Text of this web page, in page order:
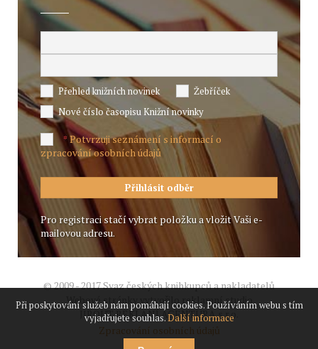
Přehled knižních novinek
Žebříček
Nové číslo časopisu Knižní novinky
*Potvrzuji seznámení s informací o
zpracování osobních údajů
Pro registraci stačí vybrat položku a vložit Vaši e-
mailovou adresu.
© 2009 - 2017 Svaz českých knihkupců a nakladatelů
Webové stránky vytvořilo reklamní studio
JIROUT REKLANÍ AGENTURA s.r.o.
Zpracování osobních údajů
Při poskytování služeb nám pomáhají cookies. Používáním webu s tím
vyjadřujete souhlas.Další informace